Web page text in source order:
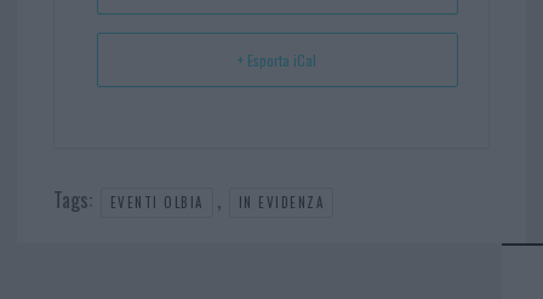
+ Esporta iCal
Tags: EVENTI OLBIA , IN EVIDENZA